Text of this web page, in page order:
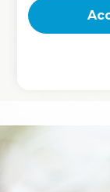
équipe, un